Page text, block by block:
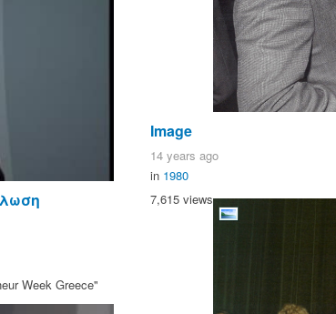
Week Greece"
Image
14 years ago
in 1980
7,615 views